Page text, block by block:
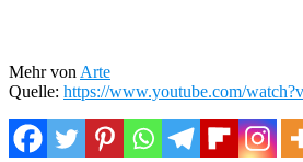
Mehr von Arte
Quelle: https://www.youtube.com/